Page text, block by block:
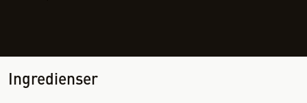
Ingredienser